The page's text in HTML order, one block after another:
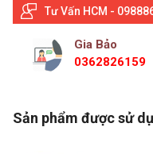
Tư Vấn HCM -
Gia Bảo
0362826159
Sản phẩm được sử